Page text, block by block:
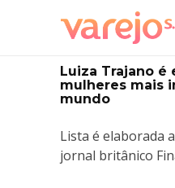
Luiza Trajano é
mulheres mais
mundo
Lista é elaborada
jornal britânico